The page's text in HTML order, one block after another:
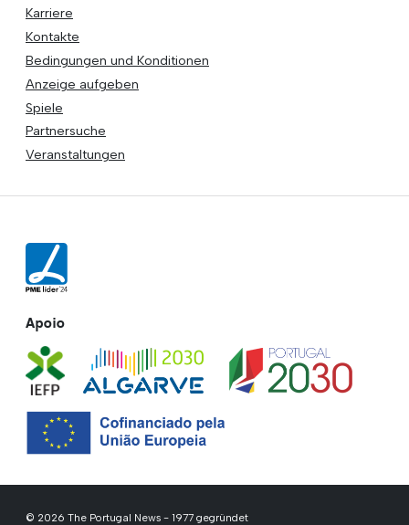
Karriere
Kontakte
Bedingungen und Konditionen
Anzeige aufgeben
Spiele
Partnersuche
Veranstaltungen
Apoio
© 2026 The Portugal News - 1977 gegründet